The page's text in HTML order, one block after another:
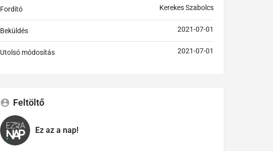
Fordító Kerekes Szabolcs
Beküldés 2021-07-01
Utolsó módosítás 2021-07-01
Feltöltő
Ez az a nap!